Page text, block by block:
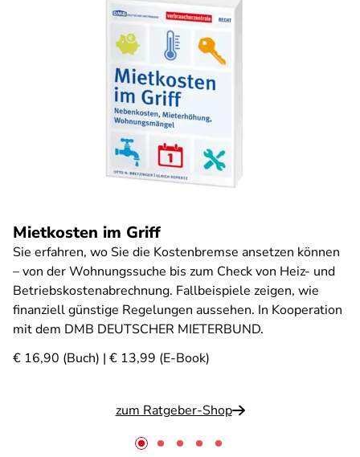
Mietkosten im Griff
Sie erfahren, wo Sie die Kostenbremse ansetzen können
– von der Wohnungssuche bis zum Check von Heiz- und
Betriebskostenabrechnung. Fallbeispiele zeigen, wie
finanziell günstige Regelungen aussehen. In Kooperation
mit dem DMB DEUTSCHER MIETERBUND.
€ 16,90 (Buch) | € 13,99 (E-Book)
zum Ratgeber-Shop